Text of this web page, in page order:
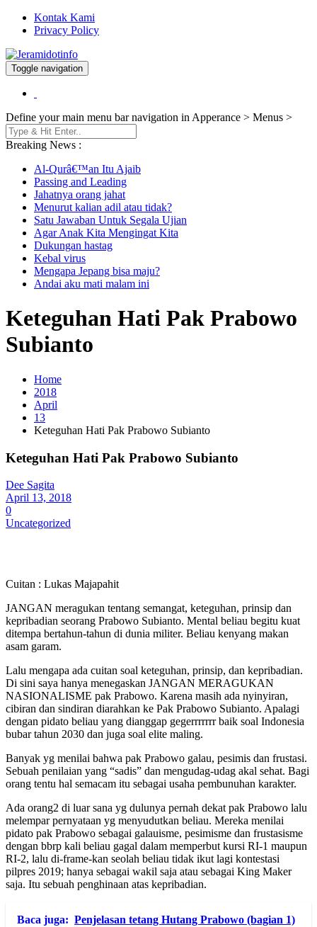
Kontak Kami
Privacy Policy
Jeramidotinfo
Berita dan Informasi Terkini
Toggle navigation
Define your main menu bar navigation in Apperance > Menus >
Breaking News :
Al-Qurâ€™an Itu Ajaib
Passing and Leading
Jahatnya orang jahat
Menurut kalian adil atau tidak?
Satu Jawaban Untuk Segala Ujian
Agar Anak Kita Mengingat Kita
Dukungan hastag
Kebal virus
Mengapa Jepang bisa maju?
Andai aku mati malam ini
Keteguhan Hati Pak Prabowo
Subianto
Home
2018
April
13
Keteguhan Hati Pak Prabowo Subianto
Keteguhan Hati Pak Prabowo Subianto
Dee Sagita
April 13, 2018
0
Uncategorized
Cuitan : Lukas Majapahit
JANGAN meragukan tentang semangat, keteguhan, prinsip dan
kepribadian seorang Prabowo Subianto. Mental beliau begitu kuat
ditempa bertahun-tahun di dunia militer. Beliau kenyang makan
asam garam.
Lalu mengapa ada cuitan soal keteguhan, prinsip, dan kepribadian.
Di sini saya hanya menegaskan JANGAN MERAGUKAN
NASIONALISME pak Prabowo. Karena masih ada nyinyiran,
cibiran dan sindiran diarahkan ke Pak Prabowo Subianto. Apalagi
dengan pidato beliau yang dianggap gegerrrrrrr baik soal Indonesia
bubar tahun 2030 dan juga soal elite maling.
Banyak yg menilai bahwa pak Prabowo galau, pesimis dan frustasi.
Sebuah penilaian yang “sadis” dan mengudag-udag akal sehat. Bagi
orang tentu hal semacam itu sebagai usaha pembunuhan karakter.
Ada orang2 di luar sana yg dulunya pernah dekat pak Prabowo lalu
melempar pernyataan yg menyudutkan beliau. Mereka menilai
pidato pak Prabowo sebagai galauisme, pesimisme dan frustasisme
dengan bbrp kali beliau gagal dalam memperbut kursi RI-1 maupun
RI-2, lalu di-frame-kan seolah beliau tidak ikut lagi kontestasi
pilpres 2019; hanya sebagai wakil saja atau sebagai King Maker
saja. Itu sebuah penghinaan atas kepribadian.
Baca juga: Penjelasan tetang Hutang Prabowo (bagian 1)